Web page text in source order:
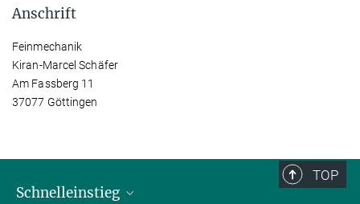
Anschrift
Feinmechanik
Kiran-Marcel Schäfer
Am Fassberg 11
37077 Göttingen
TOP
Schnelleinstieg